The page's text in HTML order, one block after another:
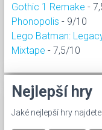
Gothic 1 Remake -
Phonopolis - 9/10
Lego Batman:
Mixtape - 7,5/10
Nejlepší hry
Jaké nejlepší hry